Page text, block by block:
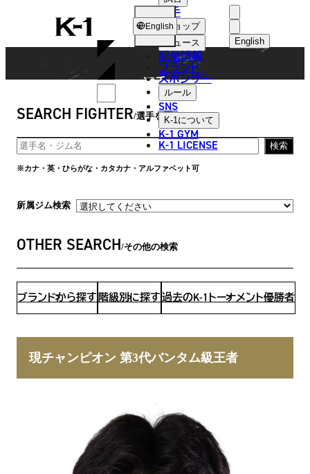
K-
1
English
中文（简体
選手
ショップ
ニュース
配信情報
ブランド
スポンサー
ルール
SNS
K-1について
K-1 GYM
K-1 LICENSE
English
FIGHTER
選手
SEARCH FIGHTER 選手を探す
検索
※カナ・英・ひらがな・カタカナ・アルファベット可
所属ジム検索
OTHER SEARCH その他の検索
ブランドから探す 階級別に探す過去のK-1トーナメント優勝者
現チャンピオン 第3代バンタム級王者